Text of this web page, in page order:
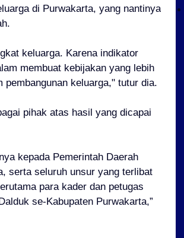
di Purwakarta, yang nantinya
keluarga. Karena indikator
membuat kebijakan yang lebih
keluarga," tutur dia.
pihak atas hasil yang dicapai
kepada Pemerintah Daerah
serta seluruh unsur yang terlibat
para kader dan petugas
se-Kabupaten Purwakarta,”